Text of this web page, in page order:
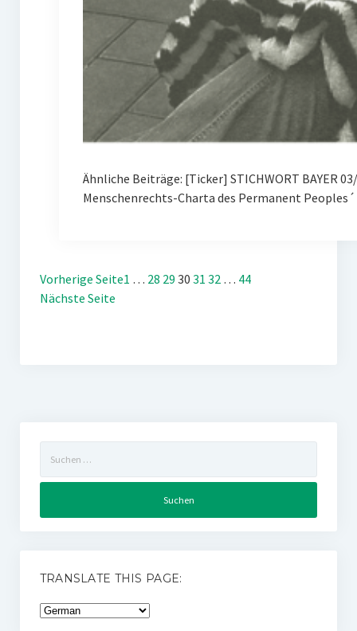
Ähnliche Beiträge: [Ticker] STICHWORT BAYER
Menschenrechts-Charta des Permanent
Vorherige Seite1 … 28 29 30 31 32 … 44
Nächste Seite
nach:
TRANSLATE THIS PAGE: